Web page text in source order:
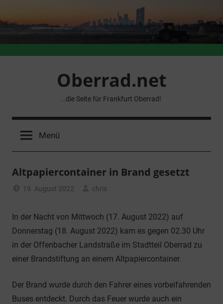
Inhalt
springen
Oberrad.net
..die Seite für Frankfurt Oberrad!
Menü
Altpapiercontainer in Brand gesetzt
19. August 2022
chris
In der Nacht von Mittwoch (17. August 2022) auf
Donnerstag (18. August 2022) kam es gegen 02.30 Uhr
in der Offenbacher Landstraße im Stadtteil Oberrad zu
einer Brandstiftung an einem Altpapiercontainer.
Der Brand wurde durch den Fahrer eines vorbeifahrenden
Buses entdeckt. Durch das Feuer wurde auch ein